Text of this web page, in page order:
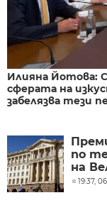
Илияна Йотова:
сферата на
забелязва тези
по
на
19:37,